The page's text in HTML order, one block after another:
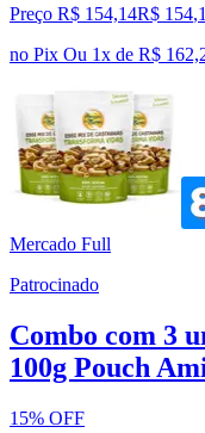
Preço R$ 154,14R$ 154,
no Pix Ou 1x de R$
Mercado Full
Patrocinado
Combo com 3
100g Pouch
15% OFF